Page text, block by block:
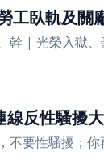
工臥軌及關
幹 | 光榮入獄
線反性騷擾
不要性騷擾；